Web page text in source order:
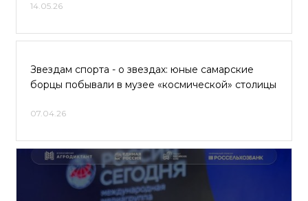
14.05.26
Звездам спорта - о звездах: юные самарские
борцы побывали в музее «космической» столицы
07.04.26